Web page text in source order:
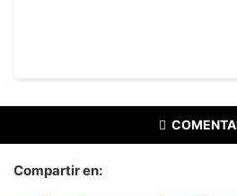
Compartir en: